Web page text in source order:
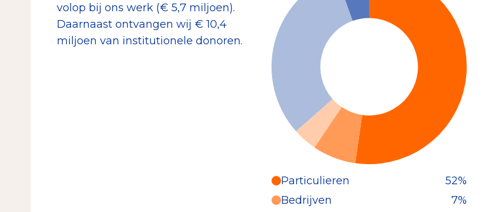
Particulieren (52%)
Particulieren
52%
Bedrijven
7%
volop bij ons werk (€ 5,7 miljoen).
Daarnaast ontvangen wij € 10,4
miljoen van institutionele donoren.